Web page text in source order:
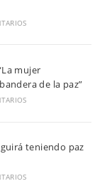
mujer
de la paz”
teniendo paz